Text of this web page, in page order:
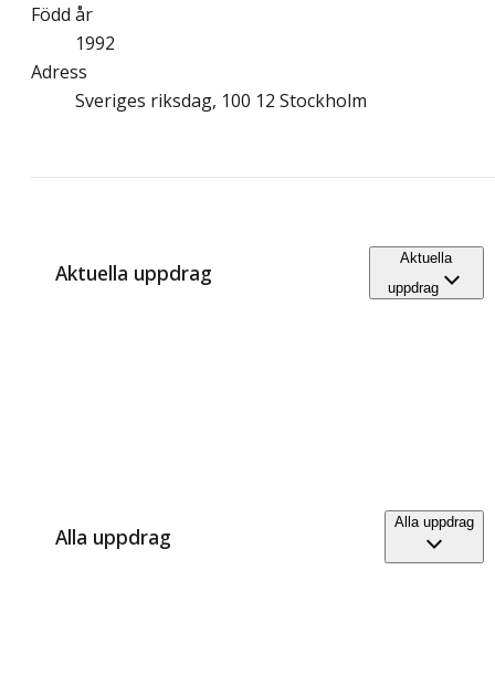
Född år
1992
Adress
Sveriges riksdag, 100 12 Stockholm
Aktuella uppdrag
Aktuella
uppdrag
Alla uppdrag
Alla uppdrag